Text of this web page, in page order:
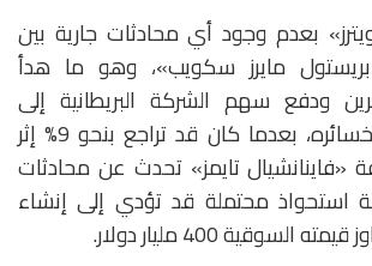
بعدم وجود أي محادثات جارية بين
مايرز سكويب»، وهو ما هدأ
ودفع سهم الشركة البريطانية إلى
تعويض جزء من خسائره، بعدما كان قد تراجع بنحو 9% إثر
«فاينانشيال تايمز» تحدث عن محادثات
استحواذ محتملة قد تؤدي إلى إنشاء
400 مليار دولار.